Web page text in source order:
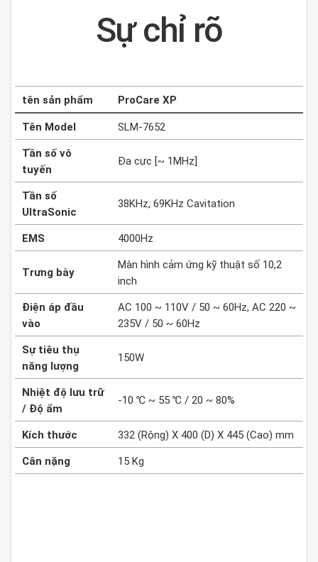
Sự chỉ rõ
tên sản phẩm ProCare XP
Tên Model SLM-7652
Tần số vô
tuyến
Đa cực [~ 1MHz]
Tần số
UltraSonic
38KHz, 69KHz Cavitation
EMS 4000Hz
Trưng bày
Màn hình cảm ứng kỹ thuật số 10,2
inch
Điện áp đầu
vào
AC 100 ~ 110V / 50 ~ 60Hz, AC 220 ~
235V / 50 ~ 60Hz
Sự tiêu thụ
năng lượng
150W
Nhiệt độ lưu trữ
/ Độ ẩm
-10 ℃ ~ 55 ℃ / 20 ~ 80%
Kích thước 332 (Rộng) X 400 (D) X 445 (Cao) mm
Cân nặng 15 Kg